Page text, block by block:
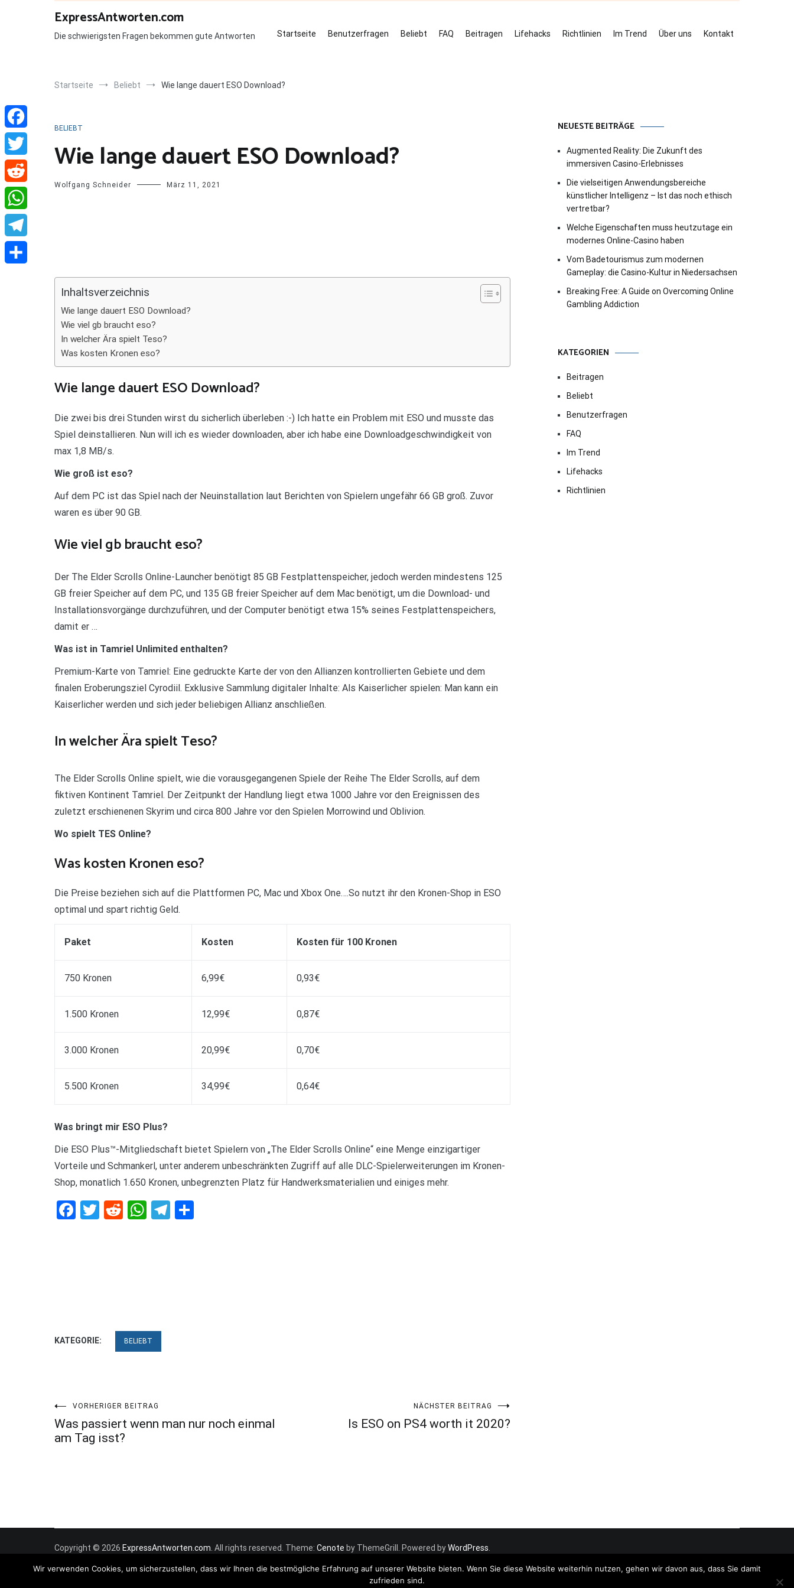
ExpressAntworten.com
Die schwierigsten Fragen bekommen gute Antworten Startseite Benutzerfragen Beliebt FAQ Beitragen Lifehacks Richtlinien Im Trend Über uns Kontakt
Startseite Beliebt Wie lange dauert ESO Download?
BELIEBT
Wie lange dauert ESO Download?
Wolfgang Schneider März 11, 2021
Inhaltsverzeichnis
Wie lange dauert ESO Download?
Wie viel gb braucht eso?
In welcher Ära spielt Teso?
Was kosten Kronen eso?
Wie lange dauert ESO Download?
Die zwei bis drei Stunden wirst du sicherlich überleben :-) Ich hatte ein Problem mit ESO und musste das
Spiel deinstallieren. Nun will ich es wieder downloaden, aber ich habe eine Downloadgeschwindigkeit von
max 1,8 MB/s.
Wie groß ist eso?
Auf dem PC ist das Spiel nach der Neuinstallation laut Berichten von Spielern ungefähr 66 GB groß. Zuvor
waren es über 90 GB.
Wie viel gb braucht eso?
Der The Elder Scrolls Online-Launcher benötigt 85 GB Festplattenspeicher, jedoch werden mindestens 125
GB freier Speicher auf dem PC, und 135 GB freier Speicher auf dem Mac benötigt, um die Download- und
Installationsvorgänge durchzuführen, und der Computer benötigt etwa 15% seines Festplattenspeichers,
damit er …
Was ist in Tamriel Unlimited enthalten?
Premium-Karte von Tamriel: Eine gedruckte Karte der von den Allianzen kontrollierten Gebiete und dem
finalen Eroberungsziel Cyrodiil. Exklusive Sammlung digitaler Inhalte: Als Kaiserlicher spielen: Man kann ein
Kaiserlicher werden und sich jeder beliebigen Allianz anschließen.
In welcher Ära spielt Teso?
The Elder Scrolls Online spielt, wie die vorausgegangenen Spiele der Reihe The Elder Scrolls, auf dem
fiktiven Kontinent Tamriel. Der Zeitpunkt der Handlung liegt etwa 1000 Jahre vor den Ereignissen des
zuletzt erschienenen Skyrim und circa 800 Jahre vor den Spielen Morrowind und Oblivion.
Wo spielt TES Online?
Was kosten Kronen eso?
Die Preise beziehen sich auf die Plattformen PC, Mac und Xbox One….So nutzt ihr den Kronen-Shop in ESO
optimal und spart richtig Geld.
Paket Kosten Kosten für 100 Kronen
750 Kronen 6,99€ 0,93€
1.500 Kronen 12,99€ 0,87€
3.000 Kronen 20,99€ 0,70€
5.500 Kronen 34,99€ 0,64€
Was bringt mir ESO Plus?
Die ESO Plus™-Mitgliedschaft bietet Spielern von „The Elder Scrolls Online“ eine Menge einzigartiger
Vorteile und Schmankerl, unter anderem unbeschränkten Zugriff auf alle DLC-Spielerweiterungen im Kronen-
Shop, monatlich 1.650 Kronen, unbegrenzten Platz für Handwerksmaterialien und einiges mehr.
Facebook
Twitter
RedditWhatsApp
Telegram
KATEGORIE: BELIEBT
Beitragsnavigation
VORHERIGER BEITRAG
Was passiert wenn man nur noch einmal
am Tag isst?
NÄCHSTER BEITRAG
Is ESO on PS4 worth it 2020?
NEUESTE BEITRÄGE
Augmented Reality: Die Zukunft des
immersiven Casino-Erlebnisses
Die vielseitigen Anwendungsbereiche
künstlicher Intelligenz – Ist das noch ethisch
vertretbar?
Welche Eigenschaften muss heutzutage ein
modernes Online-Casino haben
Vom Badetourismus zum modernen
Gameplay: die Casino-Kultur in Niedersachsen
Breaking Free: A Guide on Overcoming Online
Gambling Addiction
KATEGORIEN
Beitragen
Beliebt
Benutzerfragen
FAQ
Im Trend
Lifehacks
Richtlinien
Copyright © 2026 ExpressAntworten.com. All rights reserved. Theme: Cenote by ThemeGrill. Powered byWordPress.
Facebook
Twitter
Reddit
WhatsApp
Telegram
Wir verwenden Cookies, um sicherzustellen, dass wir Ihnen die bestmögliche Erfahrung auf unserer Website bieten. Wenn Sie diese Website weiterhin nutzen, gehen wir davon aus, dass Sie damit
zufrieden sind.